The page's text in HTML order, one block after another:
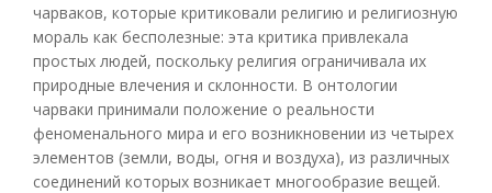
чарваков, которые критиковали религию и религиозную
мораль как бесполезные: эта критика привлекала
простых людей, поскольку религия ограничивала их
природные влечения и склонности. В онтологии
чарваки принимали положение о реальности
феноменального мира и его возникновении из четырех
элементов (земли, воды, огня и воздуха), из различных
соединений которых возникает многообразие вещей.